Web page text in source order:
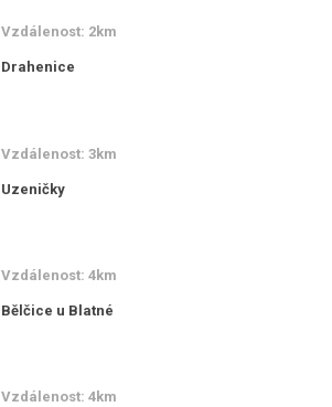
Vzdálenost: 2km
Drahenice
Vzdálenost: 3km
Uzeničky
Vzdálenost: 4km
Bělčice u Blatné
Vzdálenost: 4km